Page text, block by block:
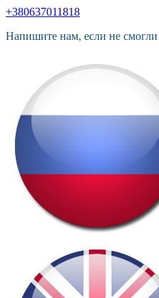
+380637011818
Напишите нам, если не смогли